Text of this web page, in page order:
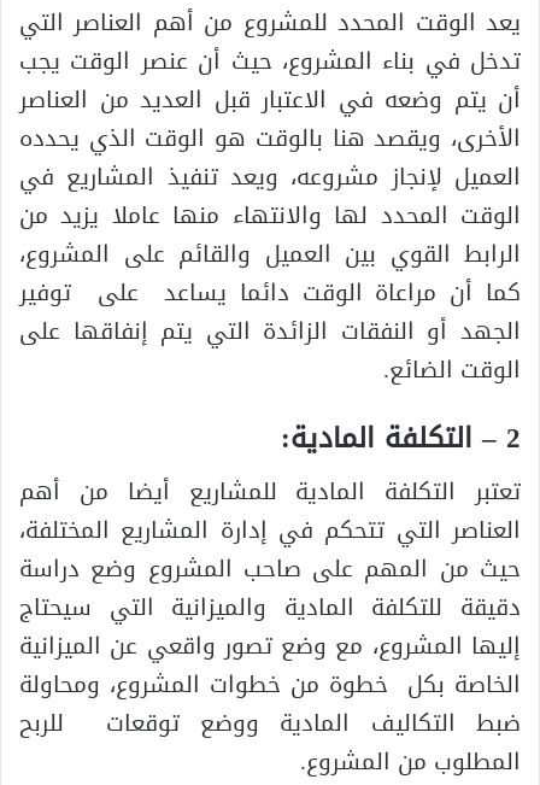
يعد الوقت المحدد للمشروع من أهم العناصر التي
تدخل في بناء المشروع، حيث أن عنصر الوقت يجب
أن يتم وضعه في الاعتبار قبل العديد من العناصر
الأخرى، ويقصد هنا بالوقت هو الوقت الذي يحدده
العميل لإنجاز مشروعه، ويعد تنفيذ المشاريع في
الوقت المحدد لها والانتهاء منها عاملا يزيد من
الرابط القوي بين العميل والقائم على المشروع،
كما أن مراعاة الوقت دائما يساعد على توفير
الجهد أو النفقات الزائدة التي يتم إنفاقها على
الوقت الضائع.
2 – التكلفة المادية:
تعتبر التكلفة المادية للمشاريع أيضا من أهم
العناصر التي تتحكم في إدارة المشاريع المختلفة،
حيث من المهم على صاحب المشروع وضع دراسة
دقيقة للتكلفة المادية والميزانية التي سيحتاج
إليها المشروع، مع وضع تصور واقعي عن الميزانية
الخاصة بكل خطوة من خطوات المشروع، ومحاولة
ضبط التكاليف المادية ووضع توقعات للربح
المطلوب من المشروع.